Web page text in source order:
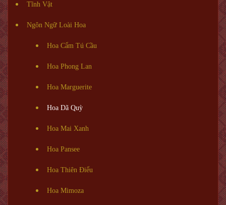
Tĩnh Vật
Ngôn Ngữ Loài Hoa
Hoa Cẩm Tú Cầu
Hoa Phong Lan
Hoa Marguerite
Hoa Dã Quỳ
Hoa Mai Xanh
Hoa Pansee
Hoa Thiên Điểu
Hoa Mimoza